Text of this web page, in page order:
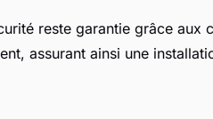
reste garantie grâce aux
assurant ainsi une